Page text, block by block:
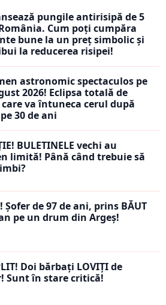
pungile antirisipă de 5
Cum poți cumpăra
bune la un preț simbolic și
la reducerea risipei!
astronomic spectaculos pe
2026! Eclipsa totală de
care va întuneca cerul după
30 de ani
BULETINELE vechi au
limită! Până când trebuie să
Șofer de 97 de ani, prins BĂUT
pe un drum din Argeș!
Doi bărbați LOVIȚI de
Sunt în stare critică!